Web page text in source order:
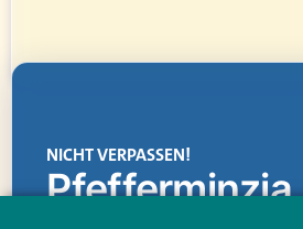
NICHT VERPASSEN!